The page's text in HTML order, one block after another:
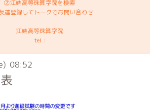
②江端高等珠算学院を検索
達登録してトークでお問い合わせ
江端高等珠算学院
tel :
08:52